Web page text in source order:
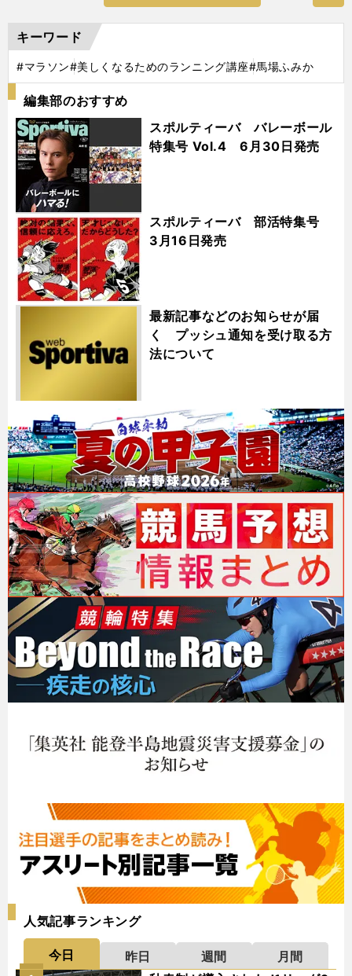
キーワード
#マラソン#美しくなるためのランニング講座#馬場ふみか
編集部のおすすめ
スポルティーバ バレーボール
特集号 Vol.4 6月30日発売
スポルティーバ 部活特集号
3月16日発売
最新記事などのお知らせが届
く プッシュ通知を受け取る方
法について
人気記事ランキング
今日 昨日 週間
月間